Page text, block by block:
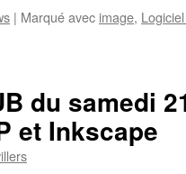
| Marqué avec image,
du samedi
et Inkscape